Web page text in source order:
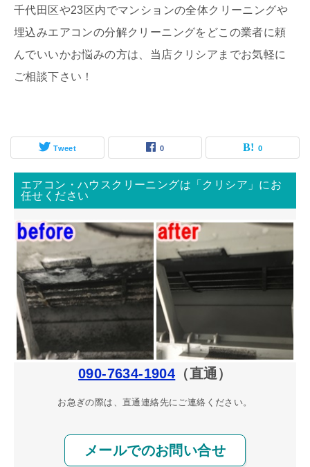
千代田区や23区内でマンションの全体クリーニングや
埋込みエアコンの分解クリーニングをどこの業者に頼
んでいいかお悩みの方は、当店クリシアまでお気軽に
ご相談下さい！
Tweet 0 0
エアコン・ハウスクリーニングは「クリシア」にお
任せください
090-7634-1904 （直通）
お急ぎの際は、直通連絡先にご連絡ください。
メールでのお問い合せ